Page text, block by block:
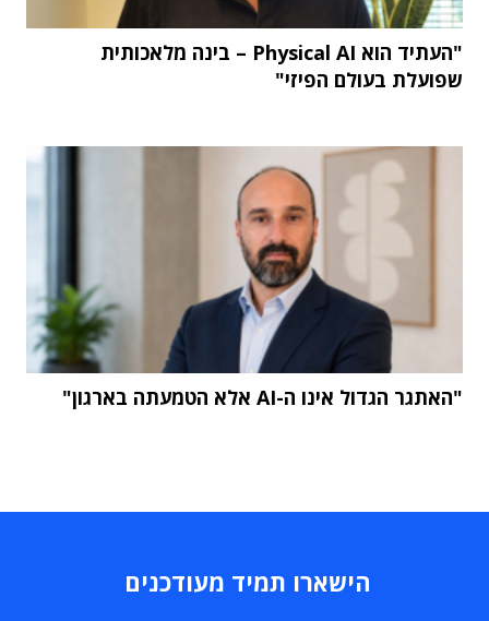
"העתיד הוא Physical AI – בינה מלאכותית
שפועלת בעולם הפיזי"
"האתגר הגדול אינו ה-AI אלא הטמעתה בארגון"
הישארו תמיד מעודכנים